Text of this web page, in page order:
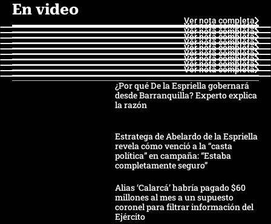
En video
Ver nota completa
Ver nota completa
Ver nota completa
Ver nota completa
Ver nota completa
Ver nota completa
Ver nota completa
Ver nota completa
Ver nota completa
Ver nota completa
¿Por qué De la Espriella gobernará
desde Barranquilla? Experto explica
la razón
Estratega de Abelardo de la Espriella
revela cómo venció a la “casta
política” en campaña: “Estaba
completamente seguro”
Alias ‘Calarcá’ habría pagado $60
millones al mes a un supuesto
coronel para filtrar información del
Ejército